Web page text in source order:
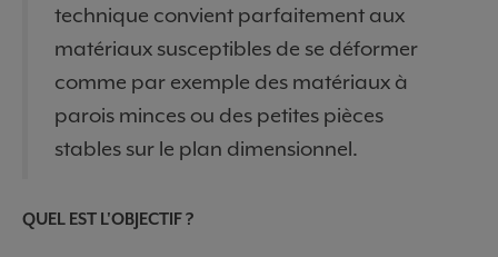
technique convient parfaitement aux
matériaux susceptibles de se déformer
comme par exemple des matériaux à
parois minces ou des petites pièces
stables sur le plan dimensionnel.
QUEL EST L'OBJECTIF ?